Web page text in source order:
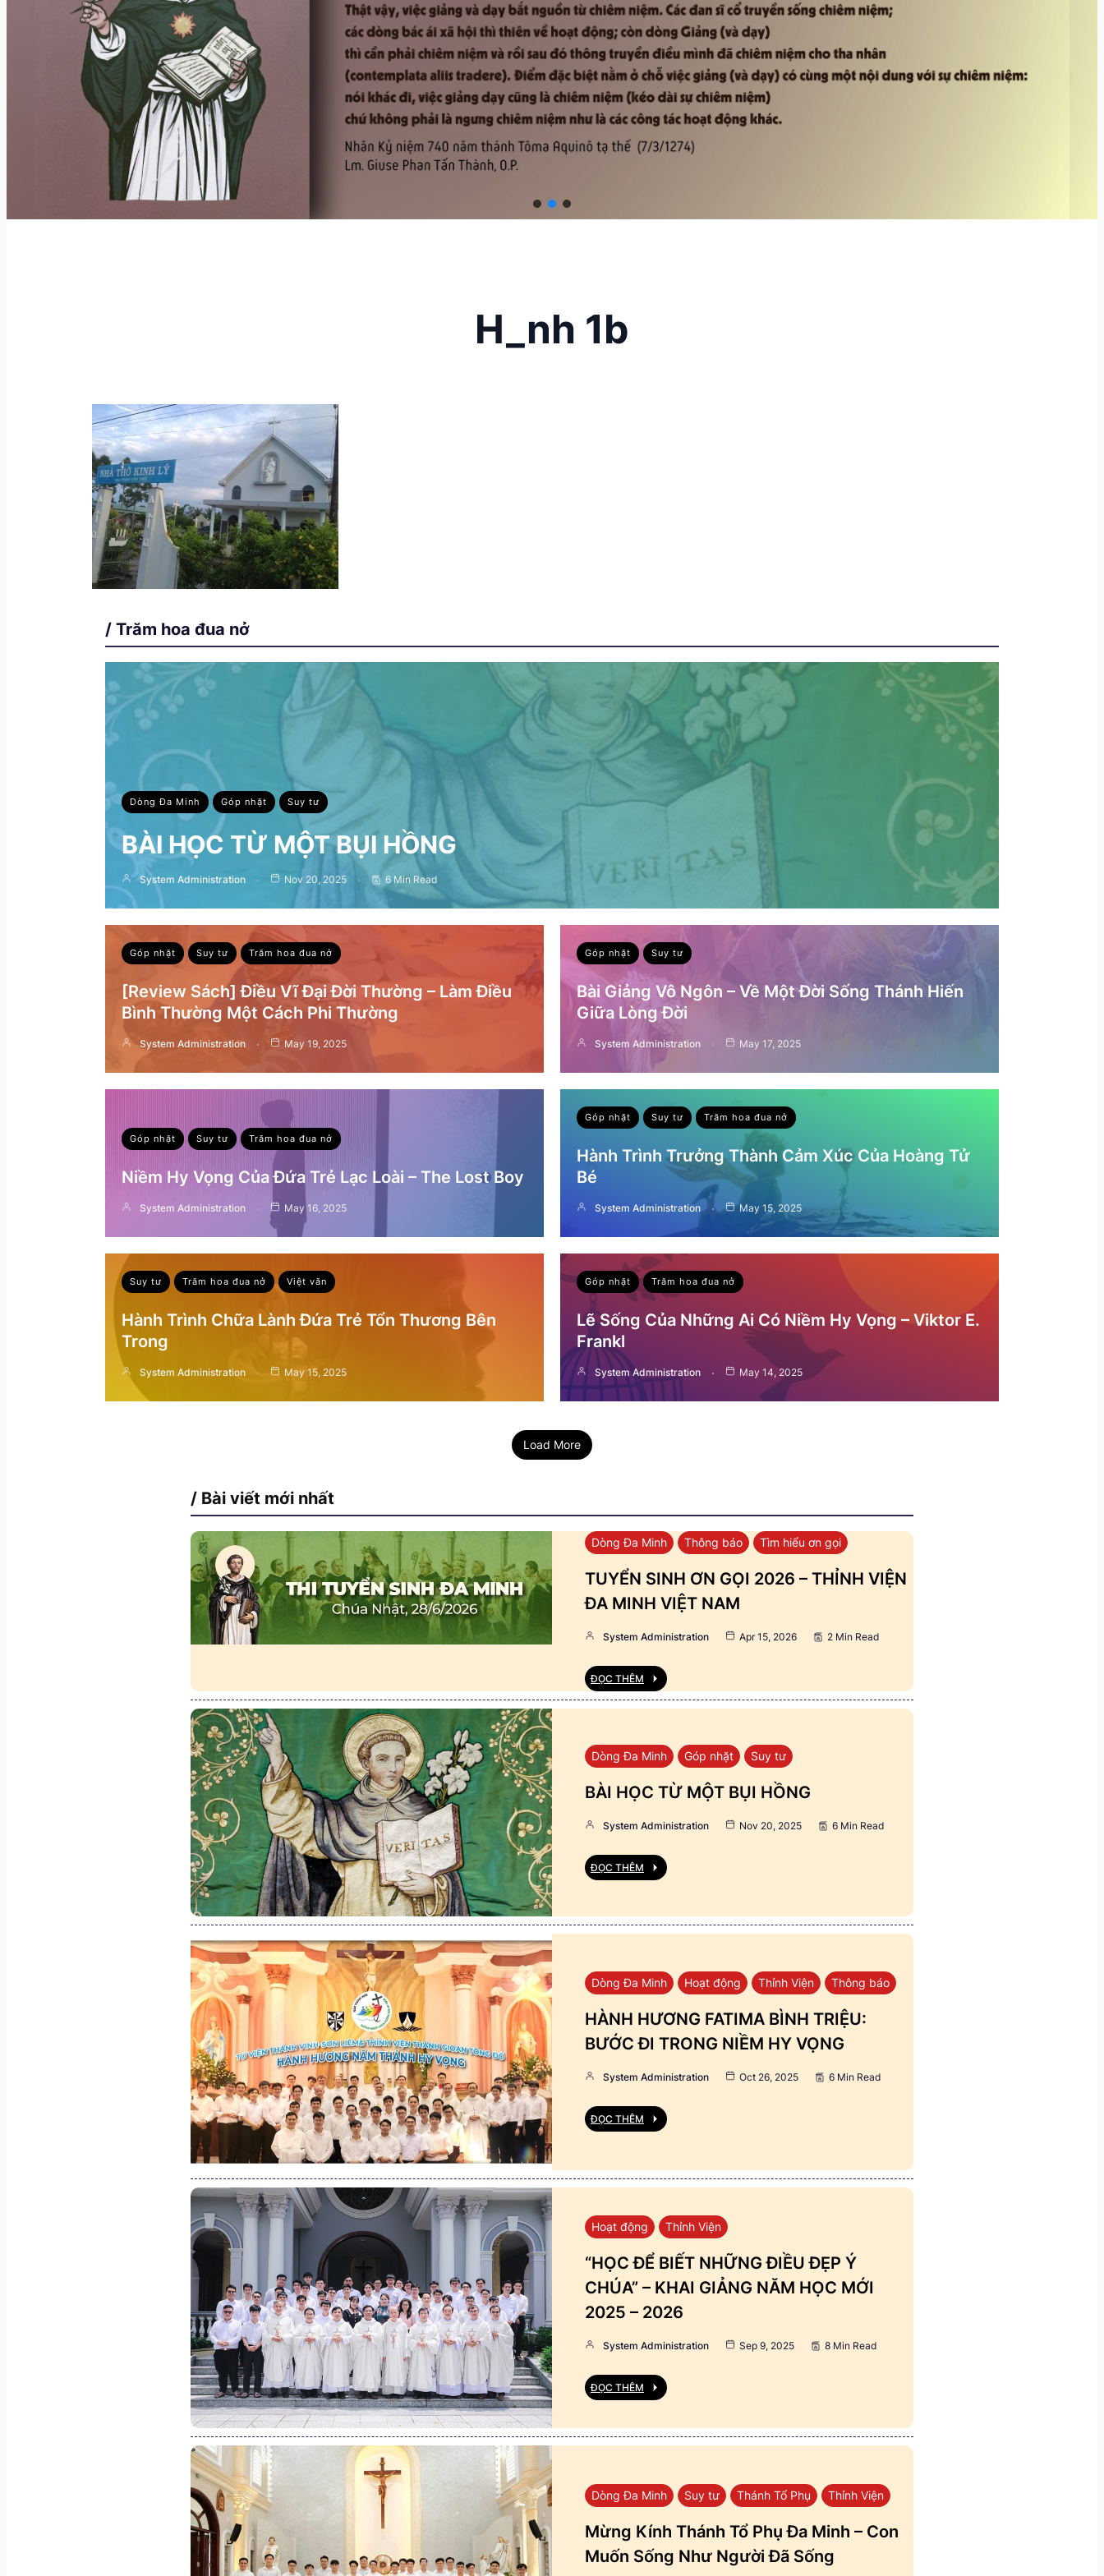
H_nh 1b
/ Trăm hoa đua nở
Dòng Đa Minh Góp nhặt Suy tư
BÀI HỌC TỪ MỘT BỤI HỒNG
System Administration Nov 20, 2025 6 Min Read
Góp nhặt Suy tư Trăm hoa đua nở
[Review Sách] Điều Vĩ Đại Đời Thường – Làm Điều
Bình Thường Một Cách Phi Thường
System Administration May 19, 2025
Góp nhặt Suy tư
Bài Giảng Vô Ngôn – Về Một Đời Sống Thánh Hiến
Giữa Lòng Đời
System Administration May 17, 2025
Góp nhặt Suy tư Trăm hoa đua nở
Niềm Hy Vọng Của Đứa Trẻ Lạc Loài – The Lost Boy
System Administration May 16, 2025
Góp nhặt Suy tư Trăm hoa đua nở
Hành Trình Trưởng Thành Cảm Xúc Của Hoàng Tử
Bé
System Administration May 15, 2025
Suy tư Trăm hoa đua nở Việt văn
Hành Trình Chữa Lành Đứa Trẻ Tổn Thương Bên
Trong
System Administration May 15, 2025
Góp nhặt Trăm hoa đua nở
Lẽ Sống Của Những Ai Có Niềm Hy Vọng – Viktor E.
Frankl
System Administration May 14, 2025
Load More
/ Bài viết mới nhất
Dòng Đa Minh Thông báo Tìm hiểu ơn gọi
TUYỂN SINH ƠN GỌI 2026 – THỈNH VIỆN
ĐA MINH VIỆT NAM
System Administration Apr 15, 2026 2 Min Read
ĐỌC THÊM
Dòng Đa Minh Góp nhặt Suy tư
BÀI HỌC TỪ MỘT BỤI HỒNG
System Administration Nov 20, 2025 6 Min Read
ĐỌC THÊM
Dòng Đa Minh Hoạt động Thỉnh Viện Thông báo
HÀNH HƯƠNG FATIMA BÌNH TRIỆU:
BƯỚC ĐI TRONG NIỀM HY VỌNG
System Administration Oct 26, 2025 6 Min Read
ĐỌC THÊM
Hoạt động Thỉnh Viện
“HỌC ĐỂ BIẾT NHỮNG ĐIỀU ĐẸP Ý
CHÚA” – KHAI GIẢNG NĂM HỌC MỚI
2025 – 2026
System Administration Sep 9, 2025 8 Min Read
ĐỌC THÊM
Dòng Đa Minh Suy tư Thánh Tổ Phụ Thỉnh Viện
Mừng Kính Thánh Tổ Phụ Đa Minh – Con
Muốn Sống Như Người Đã Sống